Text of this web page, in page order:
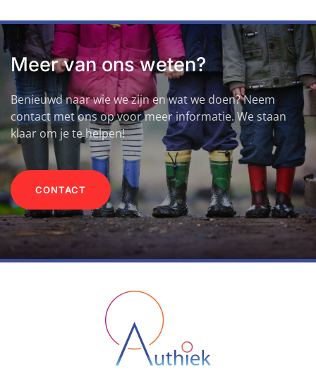
Meer van ons weten?
Benieuwd naar wie we zijn en wat we doen? Neem
contact met ons op voor meer informatie. We staan
klaar om je te helpen!
CONTACT